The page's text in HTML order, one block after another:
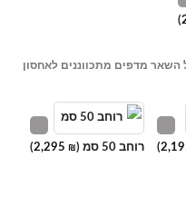
)
גבוהות וכל השאר מדפים מתכווננים לאחסון
) רוחב 50 סמ ( 2,295 ₪
)